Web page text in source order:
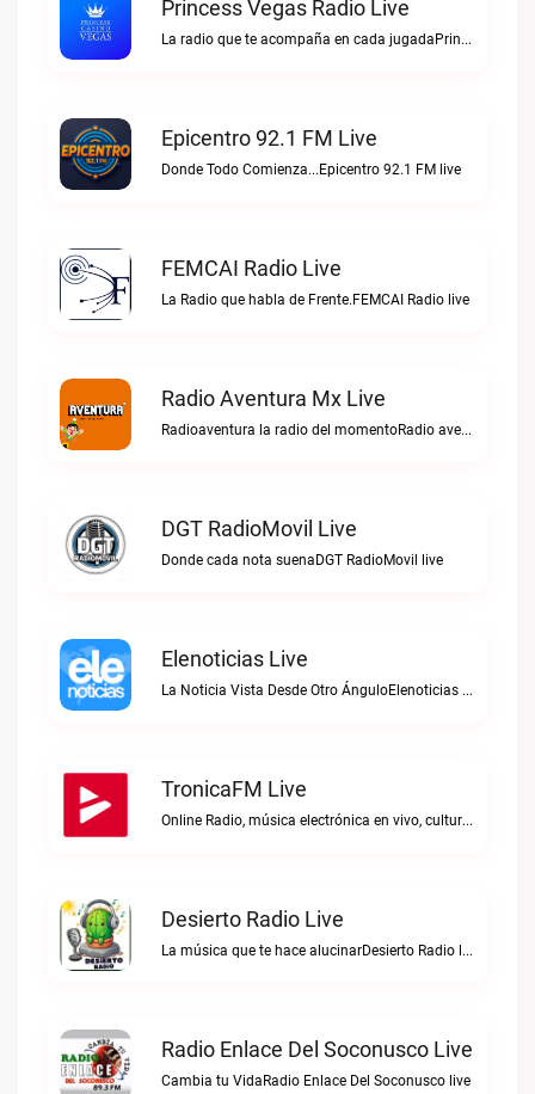
Princess Vegas Radio Live
La radio que te acompaña en cada jugadaPrincess Vegas Radio live
Epicentro 92.1 FM Live
Donde Todo Comienza...Epicentro 92.1 FM live
FEMCAI Radio Live
La Radio que habla de Frente.FEMCAI Radio live
Radio Aventura Mx Live
Radioaventura la radio del momentoRadio aventura mx live
DGT RadioMovil Live
Donde cada nota suenaDGT RadioMovil live
Elenoticias Live
La Noticia Vista Desde Otro ÁnguloElenoticias live
TronicaFM Live
Online Radio, música electrónica en vivo, cultura electrónica, Top 10 semanal, videos, descargasTronicaFM live
Desierto Radio Live
La música que te hace alucinarDesierto Radio live
Radio Enlace Del Soconusco Live
Cambia tu VidaRadio Enlace Del Soconusco live